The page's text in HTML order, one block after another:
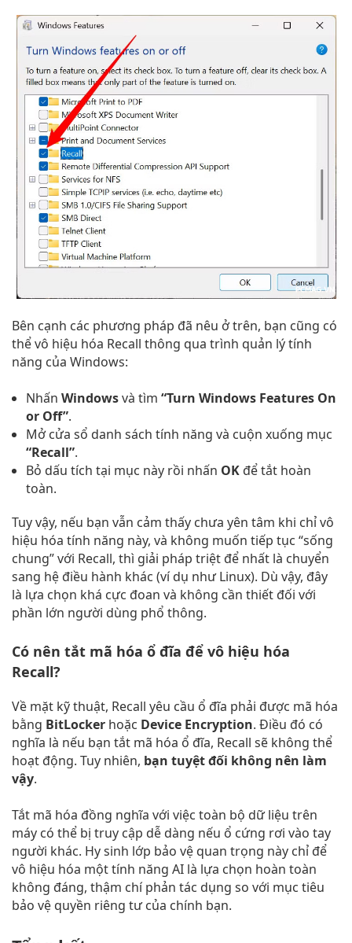
Bên cạnh các phương pháp đã nêu ở trên, bạn cũng có
thể vô hiệu hóa Recall thông qua trình quản lý tính
năng của Windows:
Nhấn Windowsvà tìm “Turn Windows Features On
or Off”.
Mở cửa sổ danh sách tính năng và cuộn xuống mục
“Recall”.
Bỏ dấu tích tại mục này rồi nhấn OK để tắt hoàn
toàn.
Tuy vậy, nếu bạn vẫn cảm thấy chưa yên tâm khi chỉ vô
hiệu hóa tính năng này, và không muốn tiếp tục “sống
chung” với Recall, thì giải pháp triệt để nhất là chuyển
sang hệ điều hành khác (ví dụ như Linux). Dù vậy, đây
là lựa chọn khá cực đoan và không cần thiết đối với
phần lớn người dùng phổ thông.
Có nên tắt mã hóa ổ đĩa để vô hiệu hóa
Recall?
Về mặt kỹ thuật, Recall yêu cầu ổ đĩa phải được mã hóa
bằng BitLocker hoặc Device Encryption. Điều đó có
nghĩa là nếu bạn tắt mã hóa ổ đĩa, Recall sẽ không thể
hoạt động. Tuy nhiên, bạn tuyệt đối không nên làm
vậy.
Tắt mã hóa đồng nghĩa với việc toàn bộ dữ liệu trên
máy có thể bị truy cập dễ dàng nếu ổ cứng rơi vào tay
người khác. Hy sinh lớp bảo vệ quan trọng này chỉ để
vô hiệu hóa một tính năng AI là lựa chọn hoàn toàn
không đáng, thậm chí phản tác dụng so với mục tiêu
bảo vệ quyền riêng tư của chính bạn.